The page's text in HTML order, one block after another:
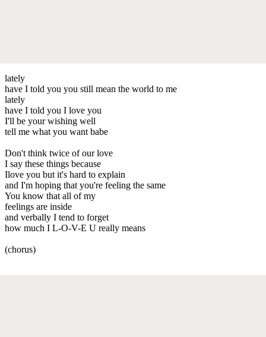
lately
have I told you you still mean the world to me
lately
have I told you I love you
I'll be your wishing well
tell me what you want babe
Don't think twice of our love
I say these things because
Ilove you but it's hard to explain
and I'm hoping that you're feeling the same
You know that all of my
feelings are inside
and verbally I tend to forget
how much I L-O-V-E U really means
(chorus)